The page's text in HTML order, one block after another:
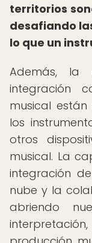
territorios
desafiando
lo que un
Además,
integración
musical
los
otros
musical. La
integración
nube y la
abriendo